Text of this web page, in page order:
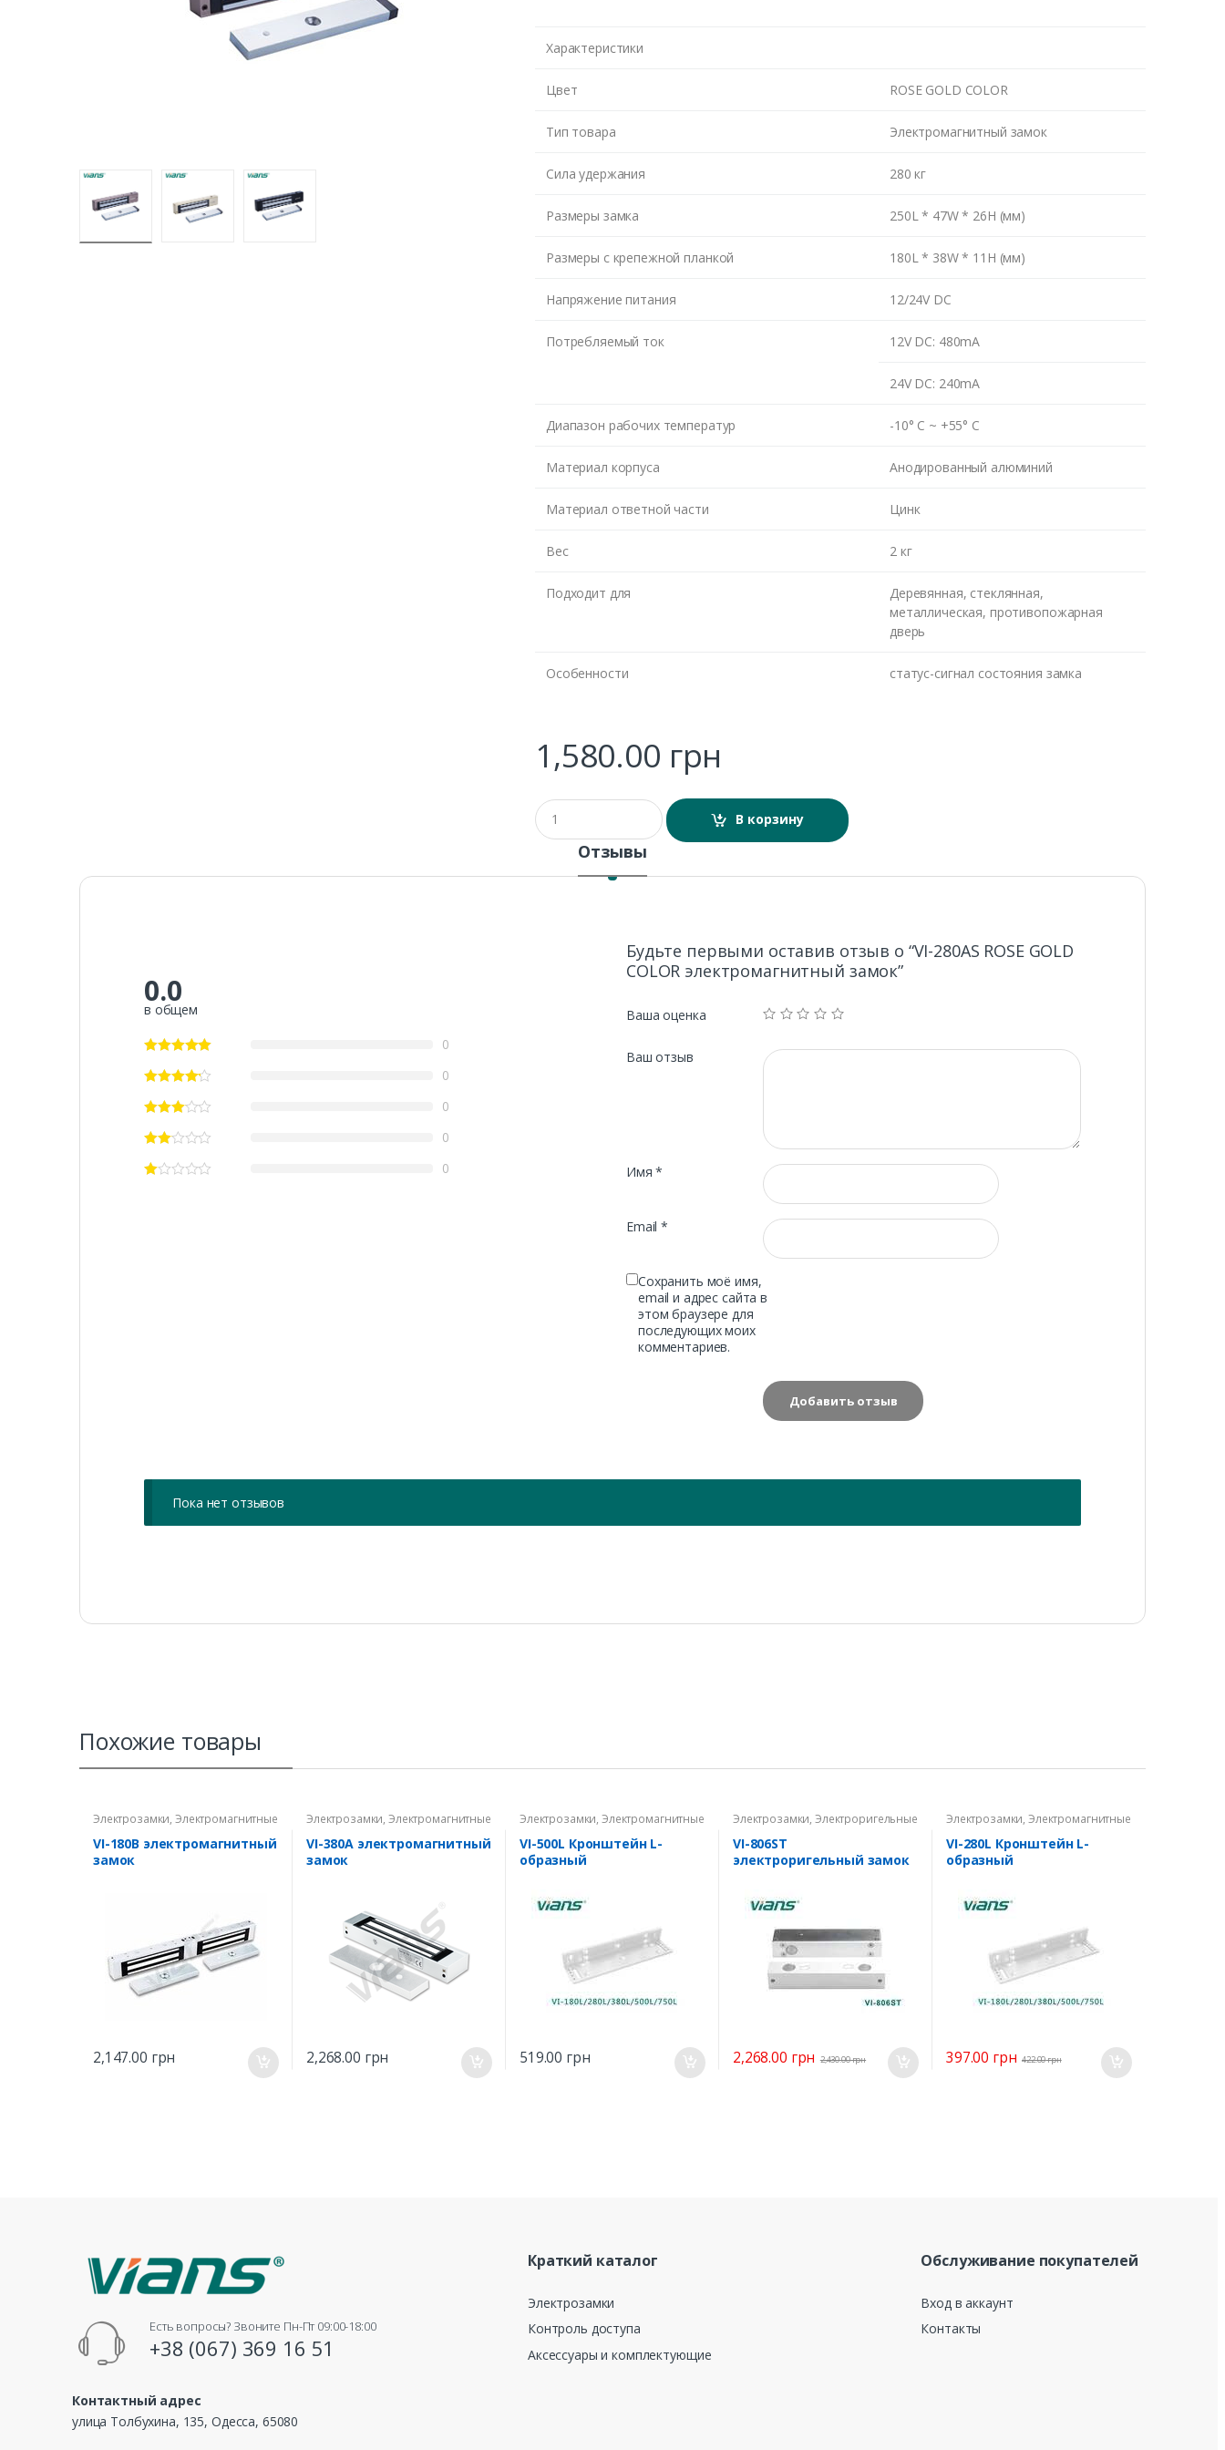
Характеристики
Цвет ROSE GOLD COLOR
Тип товара Электромагнитный замок
Сила удержания 280 кг
Размеры замка 250L * 47W * 26H (мм)
Размеры c крепежной планкой 180L * 38W * 11H (мм)
Напряжение питания 12/24V DC
Потребляемый ток 12V DC: 480mA
24V DC: 240mA
Диапазон рабочих температур -10° C ~ +55° C
Материал корпуса Анодированный алюминий
Материал ответной части Цинк
Вес 2 кг
Подходит для
Деревянная, стеклянная,
металлическая, противопожарная
дверь
Особенности статус-сигнал состояния замка
1,580.00 грн
Q
u
a
t
В корзину
Отзывы
0.0
в общем
0
0
0
0
0
Будьте первыми оставив отзыв о “VI-280AS ROSE GOLD
COLOR электромагнитный замок”
Ваша оценка
Ваш отзыв
Имя*
Email*
Сохранить моё имя,
email и адрес сайта в
этом браузере для
последующих моих
комментариев.
Пока нет отзывов
Похожие товары
Электрозамки,Электромагнитные
замки
VI-180B электромагнитный
замок
2,147.00 грн
Электрозамки,Электромагнитные
замки
VI-380A электромагнитный
замок
2,268.00 грн
Электрозамки,Электромагнитные
замки
VI-500L Кронштейн L-
образный
519.00 грн
Электрозамки,Электроригельные
замки
VI-806ST
электроригельный замок
2,268.00 грн 2,430.00грн
Электрозамки,Электромагнитные
замки
VI-280L Кронштейн L-
образный
397.00 грн 422.00грн
Есть вопросы? Звоните Пн-Пт 09:00-18:00
+38 (067) 369 16 51
Контактный адрес
улица Толбухина, 135, Одесса, 65080
Краткий каталог
Электрозамки
Контроль доступа
Аксессуары и комплектующие
Обслуживание покупателей
Вход в аккаунт
Контакты